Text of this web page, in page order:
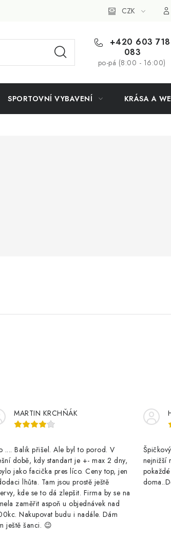
Slevový systém Vše o
CZK
+420 603 718
083
po-pá (8:00 - 16:00)
SPORTOVNÍ VYBAVENÍ KRÁSA A
MARTIN KRCHŇÁK
.... Balik přišel. Ale byl to porod. V
době, kdy standart je +- max 2 dny,
jako facička pres líco. Ceny top, jen
lhůta. Tam jsou prostě ještě
kde se to dá zlepšit. Firma by se na
zaměřit aspoň u objednávek nad
Nakupovat budu i nadále. Dám
ještě šanci. 😉
nejnižší